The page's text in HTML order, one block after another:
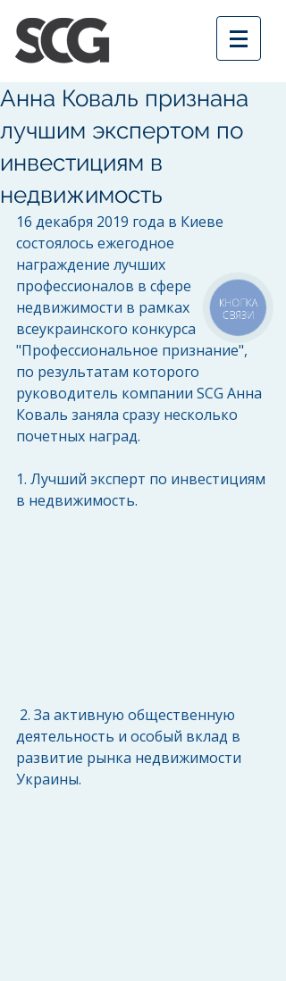
Анна Коваль признана
лучшим экспертом по
инвестициям в
недвижимость
16 декабря 2019 года в Киеве
состоялось ежегодное
награждение лучших
профессионалов в сфере
недвижимости в рамках
всеукраинского конкурса
"Профессиональное признание",
по результатам которого
руководитель компании SCG Анна
Коваль заняла сразу несколько
почетных наград.
1. Лучший эксперт по инвестициям
в недвижимость.
деятельность и особый вклад в
развитие рынка недвижимости
Украины.
КНОПКА
СВЯЗИ